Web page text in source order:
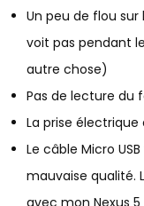
Un peu de flou sur
voit pas pendant
autre chose)
Pas de lecture du
La prise électrique
Le câble Micro
mauvaise qualité.